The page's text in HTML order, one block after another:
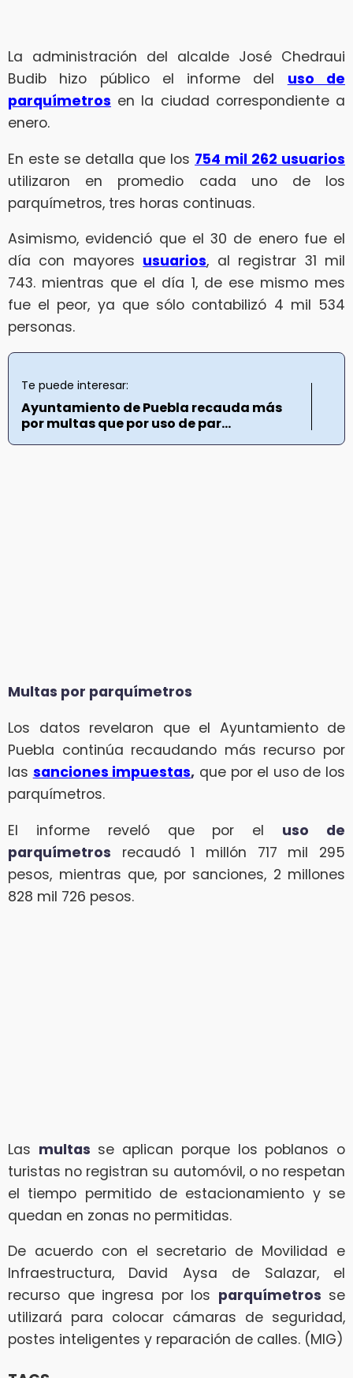
La administración del alcalde José Chedraui
Budib hizo público el informe del uso de
parquímetros en la ciudad correspondiente a
enero.
En este se detalla que los 754 mil 262 usuarios
utilizaron en promedio cada uno de los
parquímetros, tres horas continuas.
Asimismo, evidenció que el 30 de enero fue el
día con mayores usuarios, al registrar 31 mil
743. mientras que el día 1, de ese mismo mes
fue el peor, ya que sólo contabilizó 4 mil 534
personas.
Te puede interesar:
Ayuntamiento de Puebla recauda más
por multas que por uso de par...
Multas por parquímetros
Los datos revelaron que el Ayuntamiento de
Puebla continúa recaudando más recurso por
las sanciones impuestas, que por el uso de los
parquímetros.
El informe reveló que por el uso de
parquímetros recaudó 1 millón 717 mil 295
pesos, mientras que, por sanciones, 2 millones
828 mil 726 pesos.
Las multas se aplican porque los poblanos o
turistas no registran su automóvil, o no respetan
el tiempo permitido de estacionamiento y se
quedan en zonas no permitidas.
De acuerdo con el secretario de Movilidad e
Infraestructura, David Aysa de Salazar, el
recurso que ingresa por los parquímetros se
utilizará para colocar cámaras de seguridad,
postes inteligentes y reparación de calles. (MIG)